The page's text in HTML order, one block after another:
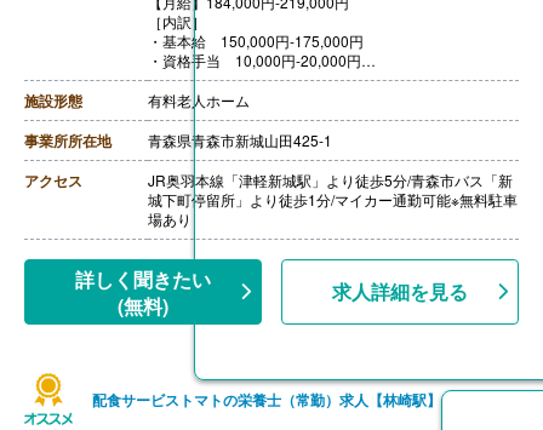
［内訳］
・基本給 150,000円-175,000円
・資格手当 10,000円-20,000円
・調整手当 21,000円
・職務手当 3,000円
【賞与】年2回（計1.30ヶ月分）※前年度実績
【通勤手当】あり
【昇給】あり（1月あたり1,000円-3,000円）※前年度実
績
【退職金】あり
施設形態 有料老人ホーム
事業所所在地 青森県青森市新城山田425-1
アクセス
JR奥羽本線「津軽新城駅」より徒歩5分/青森市バス「新
城下町停留所」より徒歩1分/マイカー通勤可能※無料駐車
場あり
詳しく聞きたい
(無料)
求人詳細を見る
配食サービストマトの栄養士（常勤）求人【林崎駅】